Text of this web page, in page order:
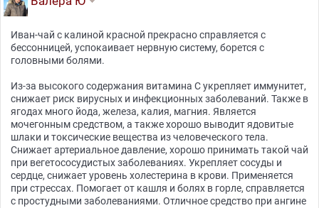
Иван-чай с калиной красной прекрасно справляется с
бессонницей, успокаивает нервную систему, борется с
головными болями.
Из-за высокого содержания витамина С укрепляет иммунитет,
снижает риск вирусных и инфекционных заболеваний. Также в
ягодах много йода, железа, калия, магния. Является
мочегонным средством, а также хорошо выводит ядовитые
шлаки и токсические вещества из человеческого тела.
Снижает артериальное давление, хорошо принимать такой чай
при вегетососудистых заболеваниях. Укрепляет сосуды и
сердце, снижает уровень холестерина в крови. Применяется
при стрессах. Помогает от кашля и болях в горле, справляется
с простудными заболеваниями. Отличное средство при ангине